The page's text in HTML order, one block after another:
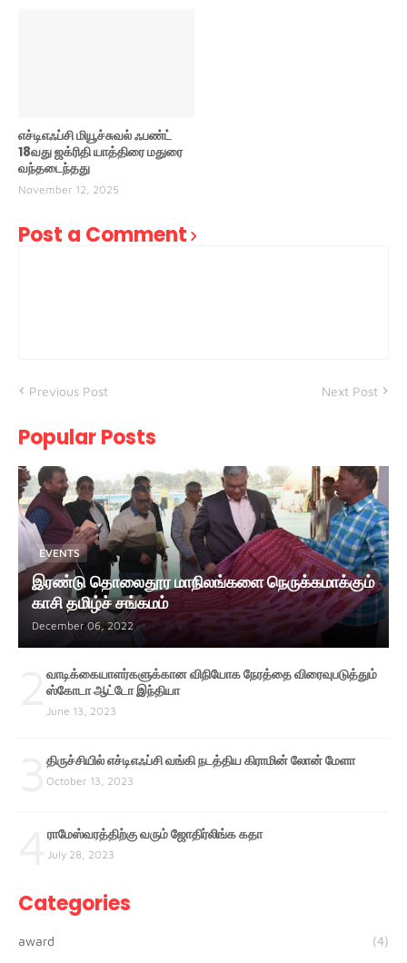
எச்டிஎஃப்சி மியூச்சுவல் ஃபண்ட்
18வது ஜக்ரிதி யாத்திரை மதுரை
வந்தடைந்தது
November 12, 2025
Post a Comment
Previous Post Next Post
Popular Posts
EVENTS
இரண்டு தொலைதூர மாநிலங்களை நெருக்கமாக்கும்
காசி தமிழ்ச் சங்கமம்
December 06, 2022
வாடிக்கையாளர்களுக்கான விநியோக நேரத்தை விரைவுபடுத்தும்
ஸ்கோடா ஆட்டோ இந்தியா
June 13, 2023
திருச்சியில் எச்டிஎஃப்சி வங்கி நடத்திய கிராமின் லோன் மேளா
October 13, 2023
ராமேஸ்வரத்திற்கு வரும் ஜோதிர்லிங்க கதா
July 28, 2023
Categories
award (4)